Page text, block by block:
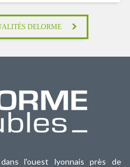
DELORME
l'ouest lyonnais près de